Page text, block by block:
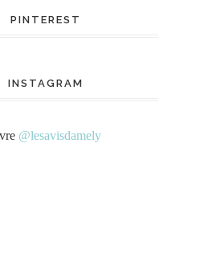
PINTEREST
INSTAGRAM
@lesavisdamely